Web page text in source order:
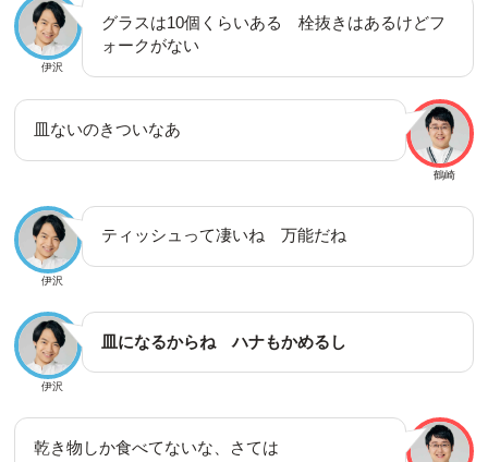
伊沢
グラスは10個くらいある 栓抜きはあるけどフ
ォークがない
鶴崎
皿ないのきついなあ
伊沢
ティッシュって凄いね 万能だね
伊沢
皿になるからね ハナもかめるし
乾き物しか食べてないな、さては